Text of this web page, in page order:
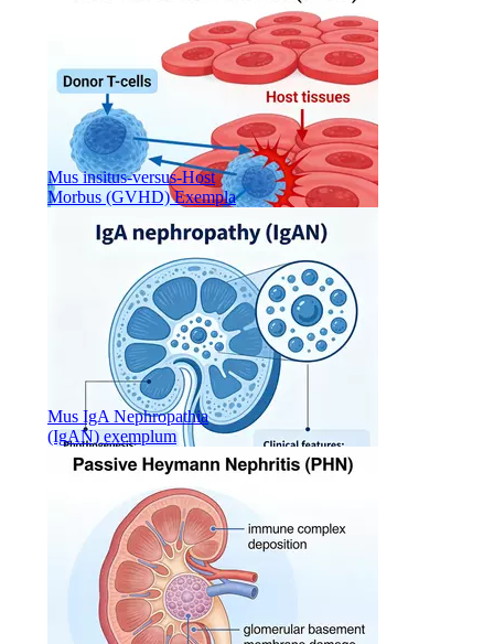
Mus insitus-versus-Host
Morbus (GVHD) Exempla
Mus IgA Nephropathia
(IgAN) exemplum